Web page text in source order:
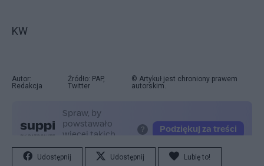
KW
Autor:
Redakcja
Źródło: PAP,
Twitter
© Artykuł jest chroniony prawem
autorskim.
Udostępnij Udostępnij Lubię to!